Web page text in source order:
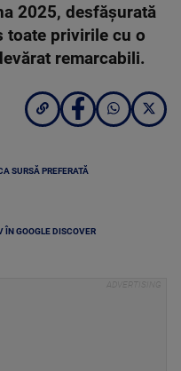
2025, desfășurată
toate privirile cu o
remarcabili.
SURSĂ PREFERATĂ
ÎN GOOGLE DISCOVER